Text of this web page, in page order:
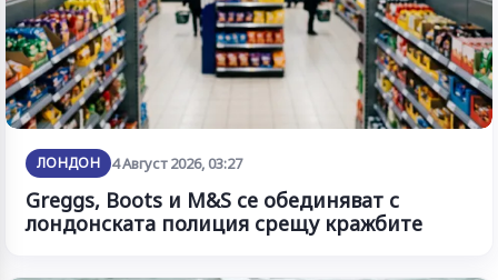
ЛОНДОН 4 Август 2026, 03:27
Greggs, Boots и M&S се обединяват с
лондонската полиция срещу кражбите